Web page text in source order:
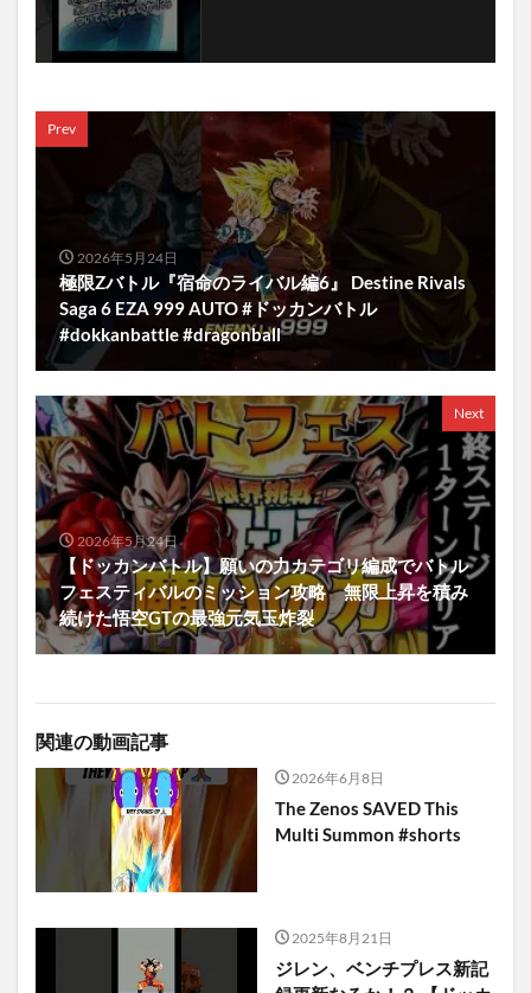
Prev
2026年5月24日
極限Zバトル『宿命のライバル編6』 Destine Rivals
Saga 6 EZA 999 AUTO #ドッカンバトル
#dokkanbattle #dragonball
Next
2026年5月24日
【ドッカンバトル】願いの力カテゴリ編成でバトル
フェスティバルのミッション攻略 無限上昇を積み
続けた悟空GTの最強元気玉炸裂
関連の動画記事
2026年6月8日
The Zenos SAVED This
Multi Summon #shorts
2025年8月21日
ジレン、ベンチプレス新記